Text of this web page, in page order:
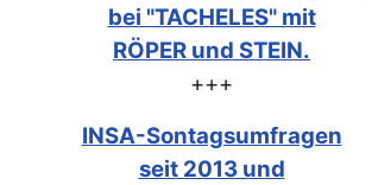
bei "TACHELES" mit
RÖPER und STEIN.
+++
INSA-Sontagsumfragen
seit 2013 und